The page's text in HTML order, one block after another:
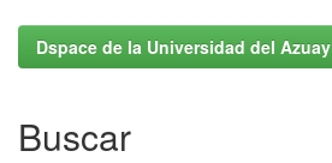
Dspace de la Universidad del Azuay
Buscar